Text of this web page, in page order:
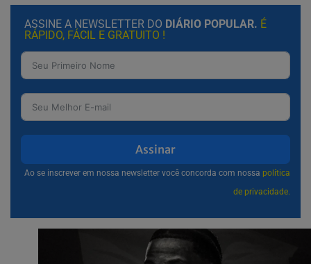
ASSINE A NEWSLETTER DO DIÁRIO POPULAR. É
RÁPIDO, FÁCIL E GRATUITO !
Assinar
Ao se inscrever em nossa newsletter você concorda com nossa política
de privacidade.